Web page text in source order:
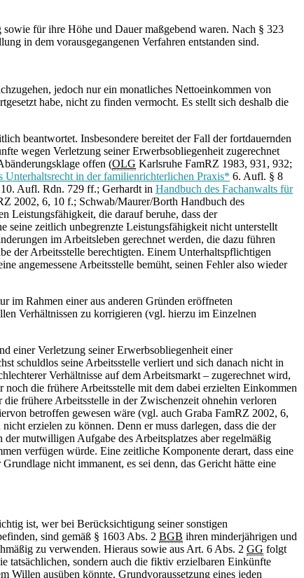
für ihre Höhe und Dauer maßgebend waren. Nach § 323
in dem vorausgegangenen Verfahren entstanden sind.
jedoch nur ein monatliches Nettoeinkommen von
habe, nicht zu finden vermocht. Es stellt sich deshalb die
beantwortet. Insbesondere bereitet der Fall der fortdauernden
wegen Verletzung seiner Erwerbsobliegenheit zugerechnet
offen (OLG Karlsruhe FamRZ 1983, 931, 932;
Unterhaltsrecht in der familienrichterlichen Praxis* 6. Aufl. § 8
Aufl. Rdn. 729 ff.; Gerhardt in Handbuch des Fachanwalts für
2002, 6, 10 f.; Schwab/Maurer/Borth Handbuch des
Leistungsfähigkeit, die darauf beruhe, dass der
seine zeitlich unbegrenzte Leistungsfähigkeit nicht unterstellt
im Arbeitsleben gerechnet werden, die dazu führen
der Arbeitsstelle berechtigten. Einem Unterhaltspflichtigen
angemessene Arbeitsstelle bemüht, seinen Fehler also wieder
im Rahmen einer aus anderen Gründen eröffneten
Verhältnissen zu korrigieren (vgl. hierzu im Einzelnen
einer Verletzung seiner Erwerbsobliegenheit einer
schuldlos seine Arbeitsstelle verliert und sich danach nicht in
Verhältnisse auf dem Arbeitsmarkt – zugerechnet wird,
die frühere Arbeitsstelle mit dem dabei erzielten Einkommen
frühere Arbeitsstelle in der Zwischenzeit ohnehin verloren
betroffen gewesen wäre (vgl. auch Graba FamRZ 2002, 6,
erzielen zu können. Denn er muss darlegen, dass die der
mutwilligen Aufgabe des Arbeitsplatzes aber regelmäßig
verfügen würde. Eine zeitliche Komponente derart, dass eine
nicht immanent, es sei denn, das Gericht hätte eine
ist, wer bei Berücksichtigung seiner sonstigen
sind gemäß § 1603 Abs. 2 BGB ihren minderjährigen und
zu verwenden. Hieraus sowie aus Art. 6 Abs. 2 GG folgt
tatsächlichen, sondern auch die fiktiv erzielbaren Einkünfte
Willen ausüben könnte. Grundvoraussetzung eines jeden